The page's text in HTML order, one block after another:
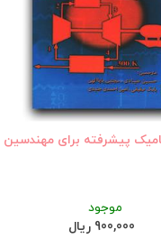
پیشرفته برای مهندسین
موجود
900,000 ریال